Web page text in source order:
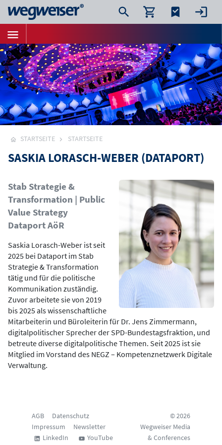
STARTSEITE STARTSEITE
SASKIA LORASCH-WEBER (DATAPORT)
Bild
Stab Strategie &
Transformation | Public
Value Strategy
Dataport AöR
Saskia Lorasch-Weber ist seit
2025 bei Dataport im Stab
Strategie & Transformation
tätig und für die politische
Kommunikation zuständig.
Zuvor arbeitete sie von 2019
bis 2025 als wissenschaftliche
Mitarbeiterin und Büroleiterin für Dr. Jens Zimmermann,
digitalpolitischer Sprecher der SPD-Bundestagsfraktion, und
betreute diverse digitalpolitische Themen. Seit 2025 ist sie
Mitglied im Vorstand des NEGZ – Kompetenznetzwerk Digitale
Verwaltung.
AGB
Datenschutz
Impressum
Newsletter
LinkedIn
YouTube
© 2026
Wegweiser Media
& Conferences